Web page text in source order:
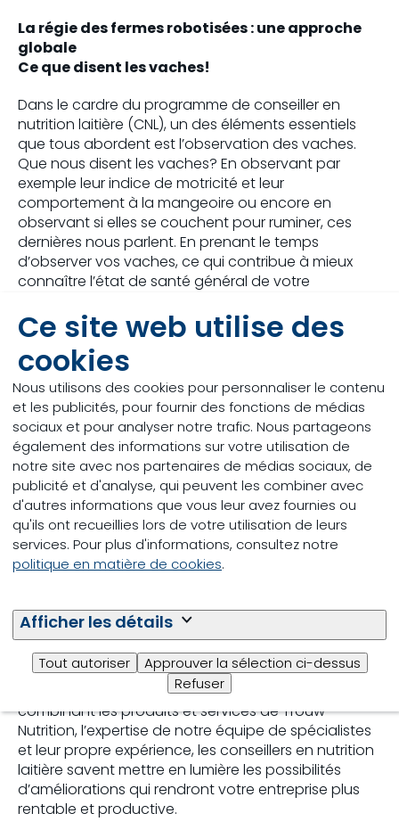
Ce site web utilise des
cookies
Nous utilisons des cookies pour personnaliser le contenu
et les publicités, pour fournir des fonctions de médias
sociaux et pour analyser notre trafic. Nous partageons
également des informations sur votre utilisation de
notre site avec nos partenaires de médias sociaux, de
publicité et d'analyse, qui peuvent les combiner avec
d'autres informations que vous leur avez fournies ou
qu'ils ont recueillies lors de votre utilisation de leurs
services. Pour plus d'informations, consultez notre
politique en matière de cookies.
Afficher les détails
Tout autoriser
Approuver la sélection ci-dessus
Refuser
La régie des fermes robotisées : une approche
globale
Ce que disent les vaches!
Dans le cardre du programme de conseiller en
nutrition laitière (CNL), un des éléments essentiels
que tous abordent est l’observation des vaches.
Que nous disent les vaches? En observant par
exemple leur indice de motricité et leur
comportement à la mangeoire ou encore en
observant si elles se couchent pour ruminer, ces
dernières nous parlent. En prenant le temps
d’observer vos vaches, ce qui contribue à mieux
connaître l’état de santé général de votre
certaines problématiques et à trouver des solutions
pour vous aider à améliorer la rentabilité de votre
entreprise.
Nos conseillers en nutrition laitière (CNL) sont plus
que de simples représentants des ventes. Ils sont
vos partenaires et des membres essentiels de votre
équipe de gestion d’élevage. Ils participent à un
programme de formation novateur et unique à
Trouw Nutrition de plus de 200 heures sur la régie
des troupeaux.
En effet, ce programme de formation n’aborde pas
que la nutrition. Les conseillers et conseillères
certifiés CNL sont formés pour évaluer votre ferme
questions et pour comprendre vos objectifs. En
évaluant l’ensemble de votre entreprise et en
priorisant les secteurs qui peuvent nécessiter une
plus grande attention, nous sommes en mesure
d’améliorer le succès global de votre entreprise. En
combinant les produits et services de Trouw
Nutrition, l’expertise de notre équipe de spécialistes
et leur propre expérience, les conseillers en nutrition
laitière savent mettre en lumière les possibilités
d’améliorations qui rendront votre entreprise plus
rentable et productive.